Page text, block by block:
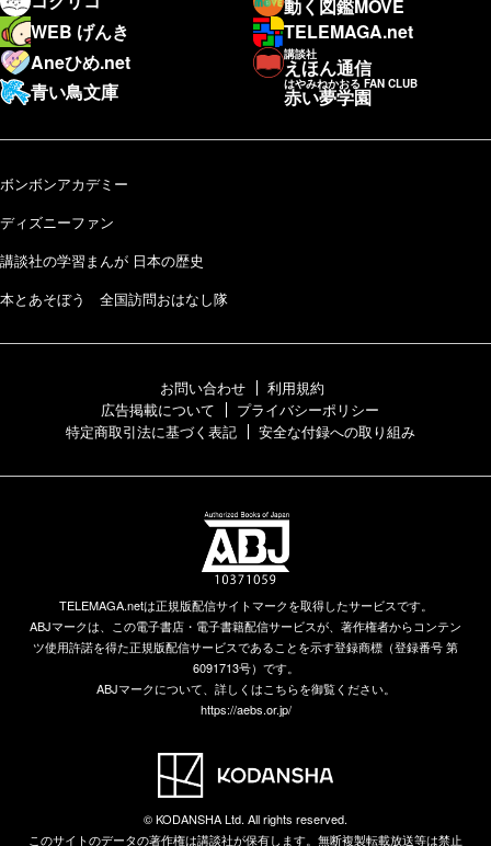
動く図鑑MOVE
WEB げんき
TELEMAGA.net
Aneひめ.net
講談社
えほん通信
青い鳥文庫
はやみねかおる FAN CLUB
赤い夢学園
ボンボンアカデミー
ディズニーファン
講談社の学習まんが 日本の歴史
本とあそぼう 全国訪問おはなし隊
お問い合わせ
利用規約
広告掲載について
プライバシーポリシー
特定商取引法に基づく表記
安全な付録への取り組み
TELEMAGA.netは正規版配信サイトマークを取得したサービスです。
ABJマークは、この電子書店・電子書籍配信サービスが、著作権者からコンテン
ツ使用許諾を得た正規版配信サービスであることを示す登録商標（登録番号 第
6091713号）です。
ABJマークについて、詳しくはこちらを御覧ください。
https://aebs.or.jp/
© KODANSHA Ltd. All rights reserved.
このサイトのデータの著作権は講談社が保有します。無断複製転載放送等は禁止